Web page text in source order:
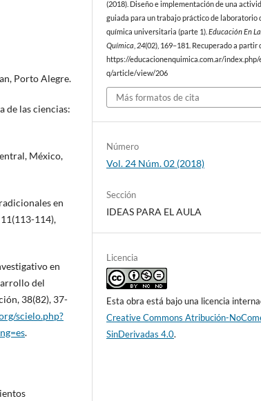
Porto Alegre.
de las ciencias:
México,
en
114),
en
del
38(82), 37-
scielo.php?
.
(2018). Diseño e implementación de una
guiada para un trabajo práctico de laboratorio
química universitaria (parte 1).Educación En La
Química 24(02), 169–181. Recuperado a partir
https://educacionenquimica.com.ar/index.php/
q/article/view/206
Más formatos de cita
Número
Vol. 24 Núm. 02 (2018)
Sección
IDEAS PARA EL AULA
Licencia
Esta obra está bajo una licencia
Creative Commons Atribución-
SinDerivadas 4.0.